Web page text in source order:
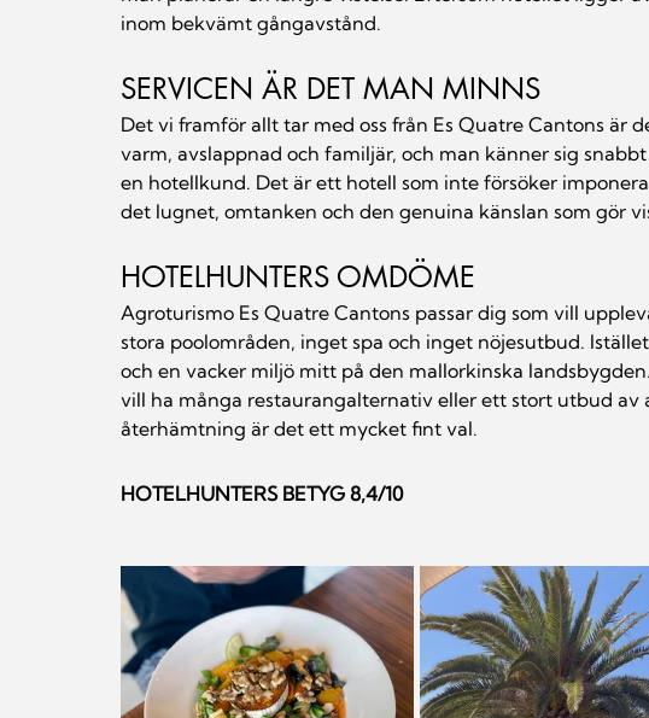
inom bekvämt gångavstånd.
SERVICEN ÄR DET MAN MINNS
Det vi framför allt tar med oss från Es Quatre Cantons är
varm, avslappnad och familjär, och man känner sig
en hotellkund. Det är ett hotell som inte försöker
det lugnet, omtanken och den genuina känslan som gör
HOTELHUNTERS OMDÖME
Agroturismo Es Quatre Cantons passar dig som vill
stora poolområden, inget spa och inget nöjesutbud.
och en vacker miljö mitt på den mallorkinska
vill ha många restaurangalternativ eller ett stort utbud av
återhämtning är det ett mycket fint val.
HOTELHUNTERS BETYG 8,4/10